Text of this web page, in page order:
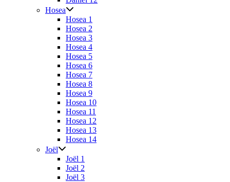
Hosea
Hosea 1
Hosea 2
Hosea 3
Hosea 4
Hosea 5
Hosea 6
Hosea 7
Hosea 8
Hosea 9
Hosea 10
Hosea 11
Hosea 12
Hosea 13
Hosea 14
Joël
Joël 1
Joël 2
Joël 3